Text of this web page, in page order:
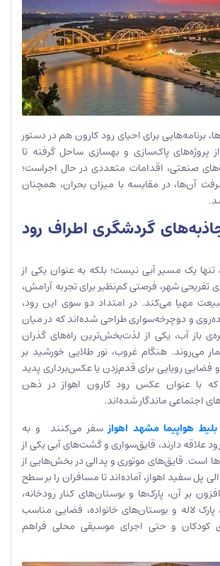
برنامه‌هایی برای احیای رود کارون هم در دستور
از پروژه‌های پاک‌سازی و بهسازی ساحل گرفته تا
صنعتی، اقدامات متعددی در حال اجراست؛
آن‌ها، در مقایسه با میزان بحران، همچنان
گردشگری اطراف رود
تنها یک مسیر آبی نیست؛ بلکه به عنوان یکی از
شهر، فرصتی کم‌نظیر برای تجربه آرامش،
مهیا می‌کند. در امتداد دو سوی این رود،
و دوچرخه‌سواری طراحی شده‌اند که در میان
باز آب، یکی از لذت‌بخش‌ترین راه‌های گذران
می‌روند. هنگام غروب، نور طلایی خورشید بر
رویایی برای قدم‌زدن یا عکس‌برداری پدید
که با عنوان عکس رود کارون اهواز در ذهن
اجتماعی ماندگار شده‌اند.
بلیط هواپیما مشهد اهوازسفر می‌کنند و به
رود علاقه دارند، قایق‌سواری و گشت‌های آبی یکی از
است. قایق‌های موتوری و پدالی در بخش‌هایی از
پل سفید اهواز، آماده‌اند تا مسافران را بر سطح
بر آن، پارک‌ها و بوستان‌های کنار رودخانه،
پارک لاله و بوستان‌های خانواده، فضایی مناسب
کودکان و حتی اجرای موسیقی محلی فراهم